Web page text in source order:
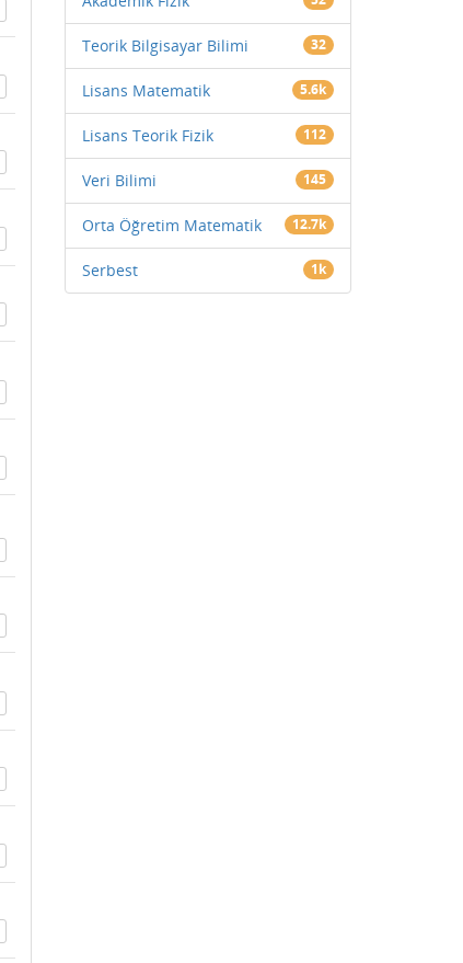
Teorik Bilgisayar Bilimi 32
Lisans Matematik 5.6k
Lisans Teorik Fizik 112
Veri Bilimi 145
Orta Öğretim Matematik 12.7k
Serbest 1k